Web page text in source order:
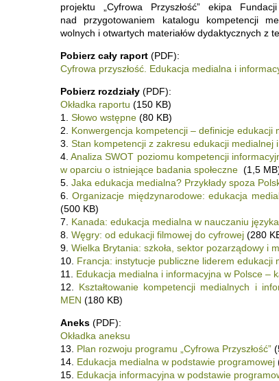
projektu „Cyfrowa Przyszłość” ekipa
nad przygotowaniem katalogu kompetencji
wolnych i otwartych materiałów dydaktycznych z
Pobierz cały raport (PDF):
Cyfrowa przyszłość. Edukacja medialna i
Pobierz rozdziały (PDF):
Okładka raportu (150 KB)
1. Słowo wstępne (80 KB)
2. Konwergencja kompetencji – definicje edukacji
3. Stan kompetencji z zakresu edukacji medialnej
4.Analiza SWOT poziomu kompetencji
w oparciu o istniejące badania społeczne (1,5
5. Jaka edukacja medialna? Przykłady spoza
6.Organizacje międzynarodowe: edukacja
(500 KB)
7. Kanada: edukacja medialna w nauczaniu
8. Węgry: od edukacji filmowej do cyfrowej (280
9. Wielka Brytania: szkoła, sektor pozarządowy i
10. Francja: instytucje publiczne liderem edukacji
11. Edukacja medialna i informacyjna w Polsce –
12. Kształtowanie kompetencji medialnych i
MEN (180 KB)
Aneks (PDF):
Okładka aneksu
13. Plan rozwoju programu „Cyfrowa Przyszłość”
14. Edukacja medialna w podstawie programowej
15. Edukacja informacyjna w podstawie